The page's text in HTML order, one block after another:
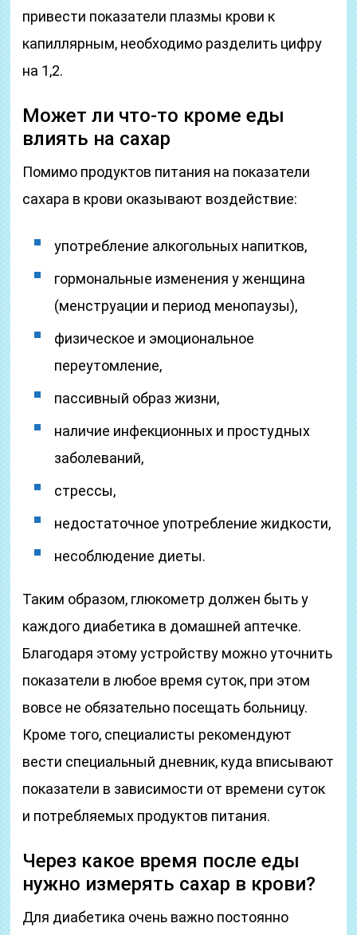
привести показатели плазмы крови к
капиллярным, необходимо разделить цифру
на 1,2.
Может ли что-то кроме еды
влиять на сахар
Помимо продуктов питания на показатели
сахара в крови оказывают воздействие:
употребление алкогольных напитков,
гормональные изменения у женщина
(менструации и период менопаузы),
физическое и эмоциональное
переутомление,
пассивный образ жизни,
наличие инфекционных и простудных
заболеваний,
стрессы,
недостаточное употребление жидкости,
несоблюдение диеты.
Таким образом, глюкометр должен быть у
каждого диабетика в домашней аптечке.
Благодаря этому устройству можно уточнить
показатели в любое время суток, при этом
вовсе не обязательно посещать больницу.
Кроме того, специалисты рекомендуют
вести специальный дневник, куда вписывают
показатели в зависимости от времени суток
и потребляемых продуктов питания.
Через какое время после еды
нужно измерять сахар в крови?
Для диабетика очень важно постоянно